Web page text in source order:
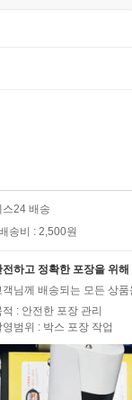
스24 배송
송비 : 2,500원
전하고 정확한 포장을 위
객님께 배송되는 모든 상
적 : 안전한 포장 관리
영범위 : 박스 포장 작업